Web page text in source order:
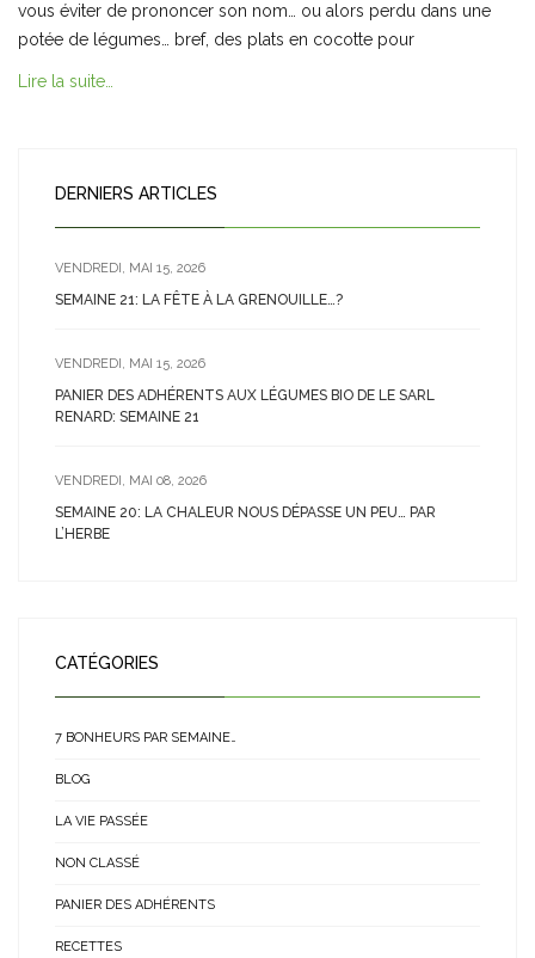
vous éviter de prononcer son nom… ou alors perdu dans une
potée de légumes… bref, des plats en cocotte pour
Lire la suite…
DERNIERS ARTICLES
VENDREDI, MAI 15, 2026
SEMAINE 21: LA FÊTE À LA GRENOUILLE…?
VENDREDI, MAI 15, 2026
PANIER DES ADHÉRENTS AUX LÉGUMES BIO DE LE SARL
RENARD: SEMAINE 21
VENDREDI, MAI 08, 2026
SEMAINE 20: LA CHALEUR NOUS DÉPASSE UN PEU… PAR
L’HERBE
CATÉGORIES
7 BONHEURS PAR SEMAINE…
BLOG
LA VIE PASSÉE
NON CLASSÉ
PANIER DES ADHÉRENTS
RECETTES